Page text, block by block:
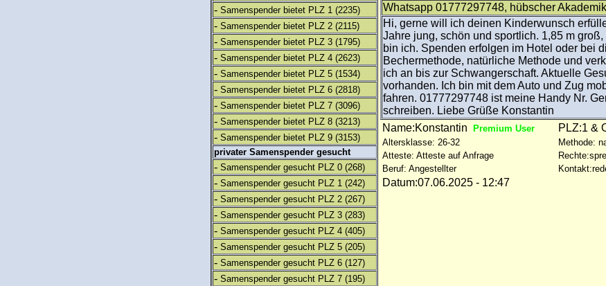
- Samenspender bietet PLZ 1 (2235)
- Samenspender bietet PLZ 2 (2115)
- Samenspender bietet PLZ 3 (1795)
- Samenspender bietet PLZ 4 (2623)
- Samenspender bietet PLZ 5 (1534)
- Samenspender bietet PLZ 6 (2818)
- Samenspender bietet PLZ 7 (3096)
- Samenspender bietet PLZ 8 (3213)
- Samenspender bietet PLZ 9 (3153)
privater Samenspender gesucht
- Samenspender gesucht PLZ 0 (268)
- Samenspender gesucht PLZ 1 (242)
- Samenspender gesucht PLZ 2 (267)
- Samenspender gesucht PLZ 3 (283)
- Samenspender gesucht PLZ 4 (405)
- Samenspender gesucht PLZ 5 (205)
- Samenspender gesucht PLZ 6 (127)
- Samenspender gesucht PLZ 7 (195)
Whatsapp 01777297748, hübscher
Hi, gerne will ich deinen Kinderwunsch
Jahre jung, schön und sportlich. 1,85 m
bin ich. Spenden erfolgen im Hotel oder bei
Bechermethode, natürliche Methode und
ich an bis zur Schwangerschaft. Aktuelle
vorhanden. Ich bin mit dem Auto und Zug
fahren. 01777297748 ist meine Handy Nr.
schreiben. Liebe Grüße Konstantin
Name:Konstantin
Premium User PLZ:1 &
Altersklasse: 26-32
Methode:
Atteste: Atteste auf Anfrage
Beruf: Angestellter
Datum:07.06.2025 - 12:47